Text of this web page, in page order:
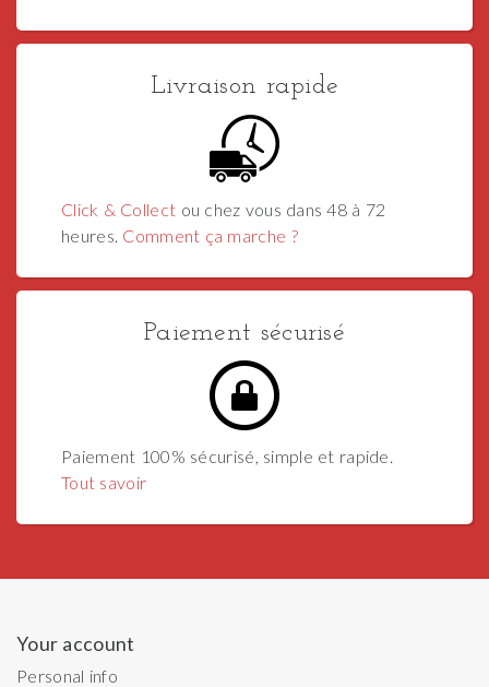
Livraison rapide
Click & Collect ou chez vous dans 48 à 72
heures. Comment ça marche ?
Paiement sécurisé
Paiement 100% sécurisé, simple et rapide.
Tout savoir
Your account
Personal info